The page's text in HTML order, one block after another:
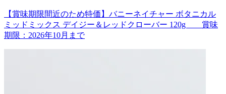
【賞味期限間近のため特価】バニーネイチャー ボタニカル
ミッドミックス デイジー＆レッドクローバー 120g 賞味
期限：2026年10月まで